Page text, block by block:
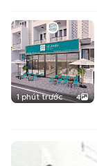
1 phút trước 4